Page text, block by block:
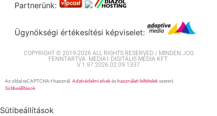
Partnerünk:
Ügynökségi értékesítési képviselet:
COPYRIGHT © 2019-2026 ALL RIGHTS RESERVED / MINDEN JOG
FENNTARTVA. MEDIA1 DIGITÁLIS MÉDIA KFT.
V 1.97.2026.02.09.1337
Az oldal reCAPTCHA-t használ. Adatvédelmi elvekés használati feltételekszerint.
Sütibeállítások
Sütibeállítások